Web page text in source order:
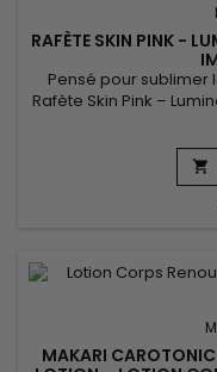
RAFÈTE SKIN PINK -
Pensé pour sublimer
Rafète Skin Pink –
& Teint Lumineux
non invasif. La
cutanée, favorise le
la texture de la

MAKARI CAROTONIC